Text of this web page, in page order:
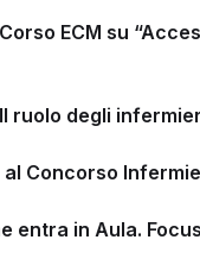
ECM su
ruolo degli
Concorso
entra in Aula.